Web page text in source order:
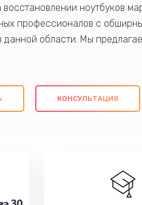
ноутбуков
профессионалов с
данной области. Мы
использованием
образом. Не медлите
КОНСУЛЬТАЦИЯ